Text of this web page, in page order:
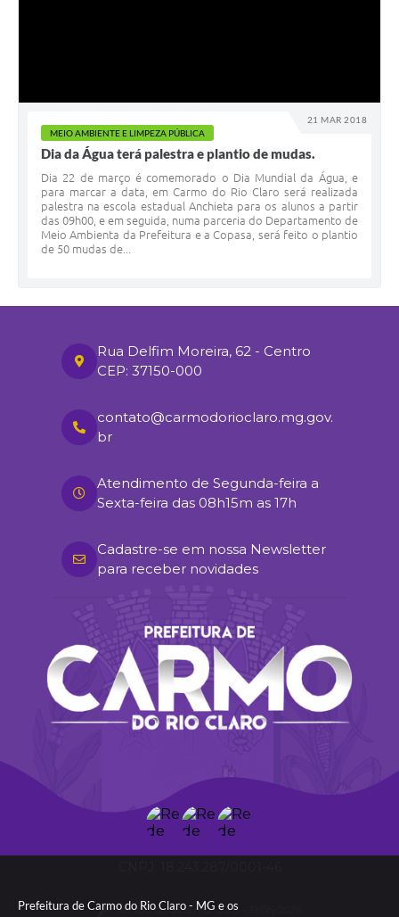
Prefeitura de Carmo do Rio Claro - MG e os
21 MAR 2018
MEIO AMBIENTE E LIMPEZA PÚBLICA
Dia da Água terá palestra e plantio de mudas.
Dia 22 de março é comemorado o Dia Mundial da Água, e
para marcar a data, em Carmo do Rio Claro será realizada
palestra na escola estadual Anchieta para os alunos a partir
das 09h00, e em seguida, numa parceria do Departamento de
Meio Ambienta da Prefeitura e a Copasa, será feito o plantio
de 50 mudas de...
Rua Delfim Moreira, 62 - Centro
CEP: 37150-000
contato@carmodorioclaro.mg.gov.
br
Atendimento de Segunda-feira a
Sexta-feira das 08h15m as 17h
Cadastre-se em nossa Newsletter
para receber novidades
Versão do Sistema: 3.5.3 - 19/06/2026